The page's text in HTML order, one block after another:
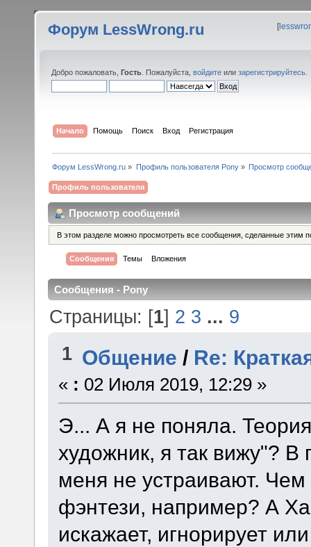
Форум LessWrong.ru [
Добро пожаловать, Гость . Пожалуйста, войдите или зарегистрируйтесь
Начало Помощь Поиск Вход Регистрация
Форум LessWrong.ru » Профиль пользователя Pony» Просмотр
Профиль пользователя
Просмотр сообщений
В этом разделе можно просмотреть все сообщения, сделанные этим
Сообщения Темы Вложения
Сообщения - Pony
Страницы: [1] 2 3 ... 9
1 Общение / Re:
« : 02 Июля 2019, 12:29 »
Э... А я не поняла.
художник, я так вижу"?
меня не устраивают. Чем
фэнтези, например? А
искажает, игнорирует